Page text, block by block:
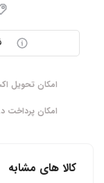
امکان تحویل
امکان پرداخت
کالا های مشابه